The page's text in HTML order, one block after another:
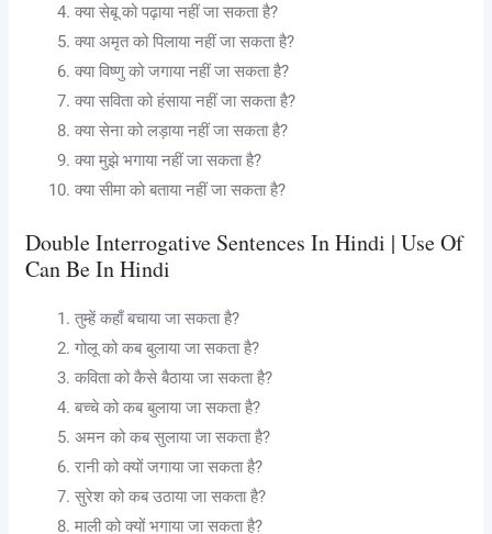
क्या सेबू को पढ़ाया नहीं जा सकता है?
क्या अमृत को पिलाया नहीं जा सकता है?
क्या विष्णु को जगाया नहीं जा सकता है?
क्या सविता को हंसाया नहीं जा सकता है?
क्या सेना को लड़ाया नहीं जा सकता है?
क्या मुझे भगाया नहीं जा सकता है?
क्या सीमा को बताया नहीं जा सकता है?
Double Interrogative Sentences In Hindi | Use Of
Can Be In Hindi
तुम्हें कहाँ बचाया जा सकता है?
गोलू को कब बुलाया जा सकता है?
कविता को कैसे बैठाया जा सकता है?
बच्चे को कब बुलाया जा सकता है?
अमन को कब सुलाया जा सकता है?
रानी को क्यों जगाया जा सकता है?
सुरेश को कब उठाया जा सकता है?
माली को क्यों भगाया जा सकता है?